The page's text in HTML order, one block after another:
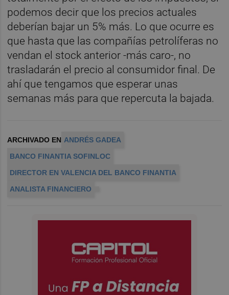
podemos decir que los precios actuales
deberían bajar un 5% más. Lo que ocurre es
que hasta que las compañías petrolíferas no
vendan el stock anterior -más caro-, no
trasladarán el precio al consumidor final. De
ahí que tengamos que esperar unas
semanas más para que repercuta la bajada.
ARCHIVADO EN ANDRÉS GADEA
BANCO FINANTIA SOFINLOC
DIRECTOR EN VALENCIA DEL BANCO FINANTIA
ANALISTA FINANCIERO